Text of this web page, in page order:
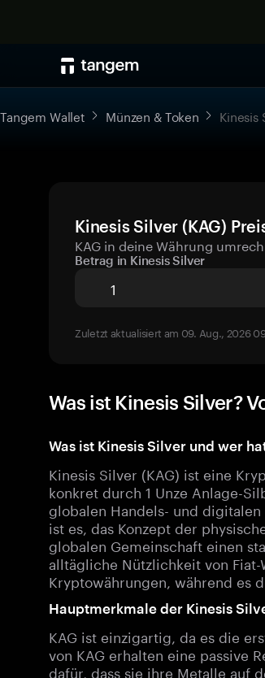
Tangem Wallet Münzen & Token Kinesis
Kinesis Silver (KAG)
KAG in deine Währung
Betrag in Kinesis Silver
Zuletzt aktualisiert am 09. Aug., 2026
Was ist Kinesis Silver?
Was ist Kinesis Silver und wer
Kinesis Silver (KAG) ist eine
konkret durch 1 Unze Anlage-
globalen Handels- und
ist es, das Konzept der
globalen Gemeinschaft einen
alltägliche Nützlichkeit von
Kryptowährungen, während es
Hauptmerkmale der Kinesis
KAG ist einzigartig, da es die
von KAG erhalten eine passive
dafür, dass sie ihre Metalle auf